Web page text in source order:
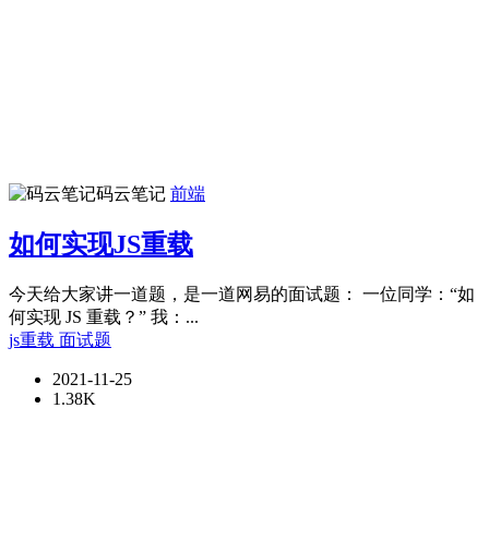
码云笔记 前端
如何实现JS重载
今天给大家讲一道题，是一道网易的面试题： 一位同学：“如
何实现 JS 重载？” 我：...
js重载 面试题
2021-11-25
1.38K